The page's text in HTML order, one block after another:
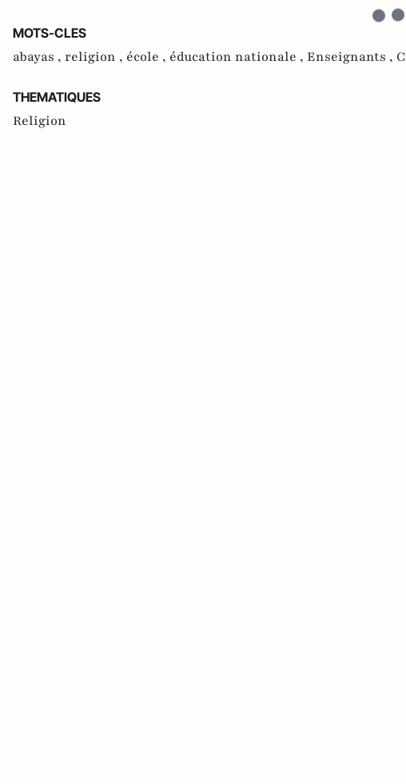
MOTS-CLES
abayas , religion , école , éducation nationale , Enseignants ,
THEMATIQUES
Religion